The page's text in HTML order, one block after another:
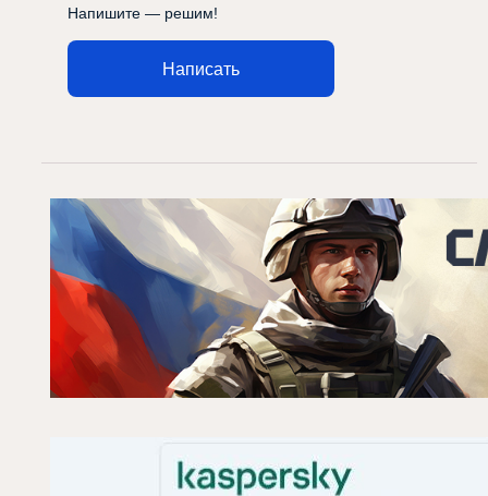
Напишите — решим!
Написать